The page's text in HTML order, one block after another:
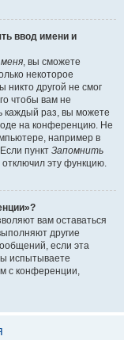
ввод имени и
, вы сможете
некоторое
никто другой не смог
чтобы вам не
каждый раз, вы можете
на конференцию. Не
например в
пункт Запомнить
отключил эту функцию.
вам оставаться
другие
если эта
испытываете
с конференции,